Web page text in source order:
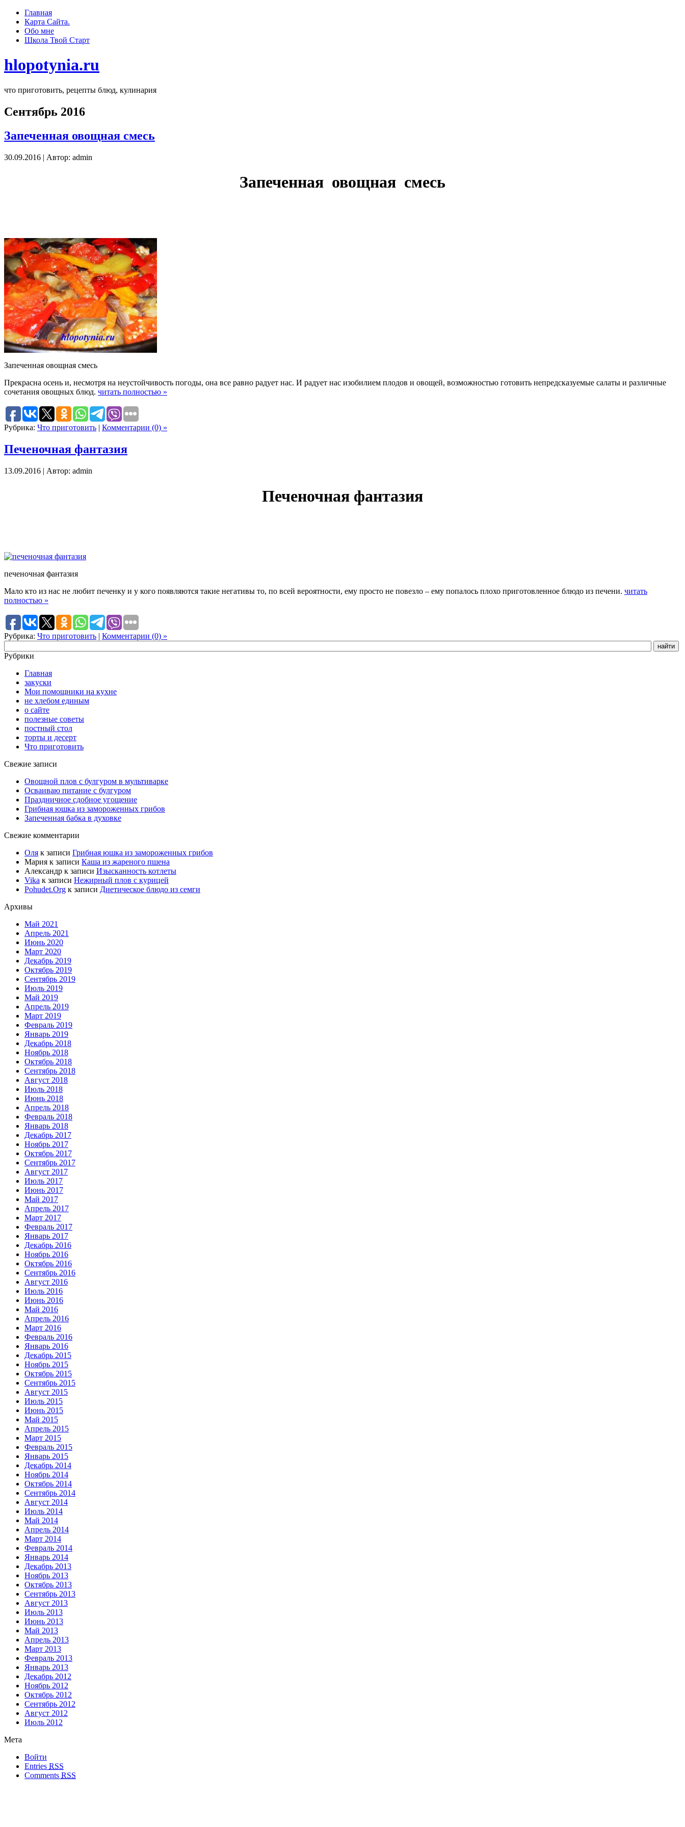
Главная
Карта Сайта.
Обо мне
Школа Твoй Старт
hlopotynia.ru
что приготовить, рецепты блюд, кулинария
Сентябрь 2016
Запеченная овощная смесь
30.09.2016 | Автор: admin
Запеченная овощная смесь
Запеченная овощная смесь
Прекрасна осень и, несмотря на неустойчивость погоды, она все равно радует нас. И радует нас изобилием плодов и овощей, возможностью готовить непредсказуемые салаты и различные
сочетания овощных блюд. читать полностью »
Рубрика: Что приготовить Комментарии (0) »
Печеночная фантазия
13.09.2016 | Автор: admin
Печеночная фантазия
печеночная фантазия
Мало кто из нас не любит печенку и у кого появляются такие негативы то, по всей вероятности, ему просто не повезло – ему попалось плохо приготовленное блюдо из печени. читать
полностью »
Рубрика: Что приготовить | Комментарии (0) »
Рубрики
Главная
закуски
Мои помощники на кухне
не хлебом единым
о сайте
полезные советы
постный стол
торты и десерт
Что приготовить
Свежие записи
Овощной плов с булгуром в мультиварке
Осваиваю питание с булгуром
Праздничное сдобное угощение
Грибная юшка из замороженных грибов
Запеченная бабка в духовке
Свежие комментарии
Оля к записи Грибная юшка из замороженных грибов
Мария к записи Каша из жареного пшена
Александр к записи Изысканность котлеты
Vika к записи Нежирный плов с курицей
Pohudet.Org к записи Диетическое блюдо из семги
Архивы
Май 2021
Апрель 2021
Июнь 2020
Март 2020
Декабрь 2019
Октябрь 2019
Сентябрь 2019
Июль 2019
Май 2019
Апрель 2019
Март 2019
Февраль 2019
Январь 2019
Декабрь 2018
Ноябрь 2018
Октябрь 2018
Сентябрь 2018
Август 2018
Июль 2018
Июнь 2018
Апрель 2018
Февраль 2018
Январь 2018
Декабрь 2017
Ноябрь 2017
Октябрь 2017
Сентябрь 2017
Август 2017
Июль 2017
Июнь 2017
Май 2017
Апрель 2017
Март 2017
Февраль 2017
Январь 2017
Декабрь 2016
Ноябрь 2016
Октябрь 2016
Сентябрь 2016
Август 2016
Июль 2016
Июнь 2016
Май 2016
Апрель 2016
Март 2016
Февраль 2016
Январь 2016
Декабрь 2015
Ноябрь 2015
Октябрь 2015
Сентябрь 2015
Август 2015
Июль 2015
Июнь 2015
Май 2015
Апрель 2015
Март 2015
Февраль 2015
Январь 2015
Декабрь 2014
Ноябрь 2014
Октябрь 2014
Сентябрь 2014
Август 2014
Июль 2014
Май 2014
Апрель 2014
Март 2014
Февраль 2014
Январь 2014
Декабрь 2013
Ноябрь 2013
Октябрь 2013
Сентябрь 2013
Август 2013
Июль 2013
Июнь 2013
Май 2013
Апрель 2013
Март 2013
Февраль 2013
Январь 2013
Декабрь 2012
Ноябрь 2012
Октябрь 2012
Сентябрь 2012
Август 2012
Июль 2012
Мета
Войти
Entries RSS
Comments RSS